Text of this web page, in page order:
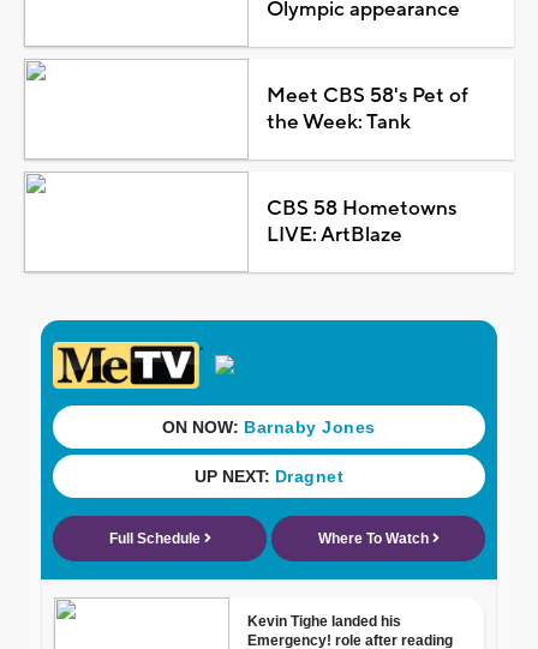
Olympic appearance
Meet CBS 58's Pet of
the Week: Tank
CBS 58 Hometowns
LIVE: ArtBlaze